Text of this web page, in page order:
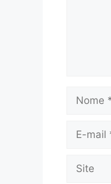
Nome
Site